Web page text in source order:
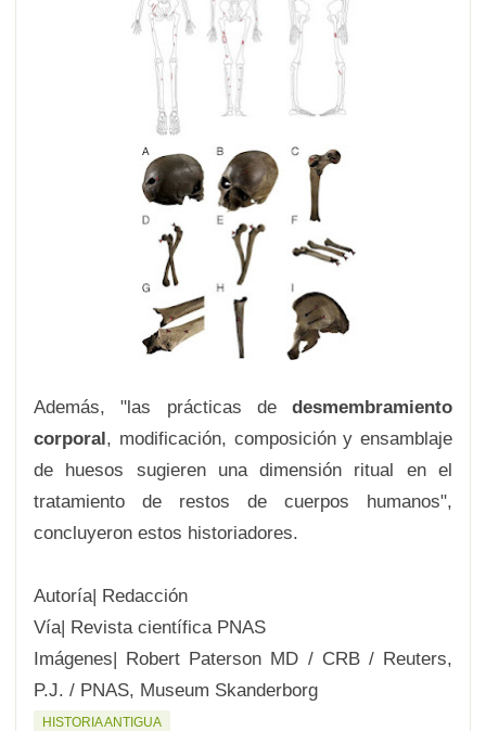
Además, "las prácticas de desmembramiento
corporal , modificación, composición y ensamblaje
de huesos sugieren una dimensión ritual en el
tratamiento de restos de cuerpos humanos",
concluyeron estos historiadores.
Autoría| Redacción
Vía| Revista científica PNAS
Imágenes| Robert Paterson MD / CRB / Reuters,
P.J. / PNAS, Museum Skanderborg
HISTORIA ANTIGUA